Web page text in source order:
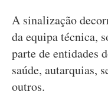
A sinalização
da equipa técnica,
parte de entidades
saúde, autarquias,
outros.